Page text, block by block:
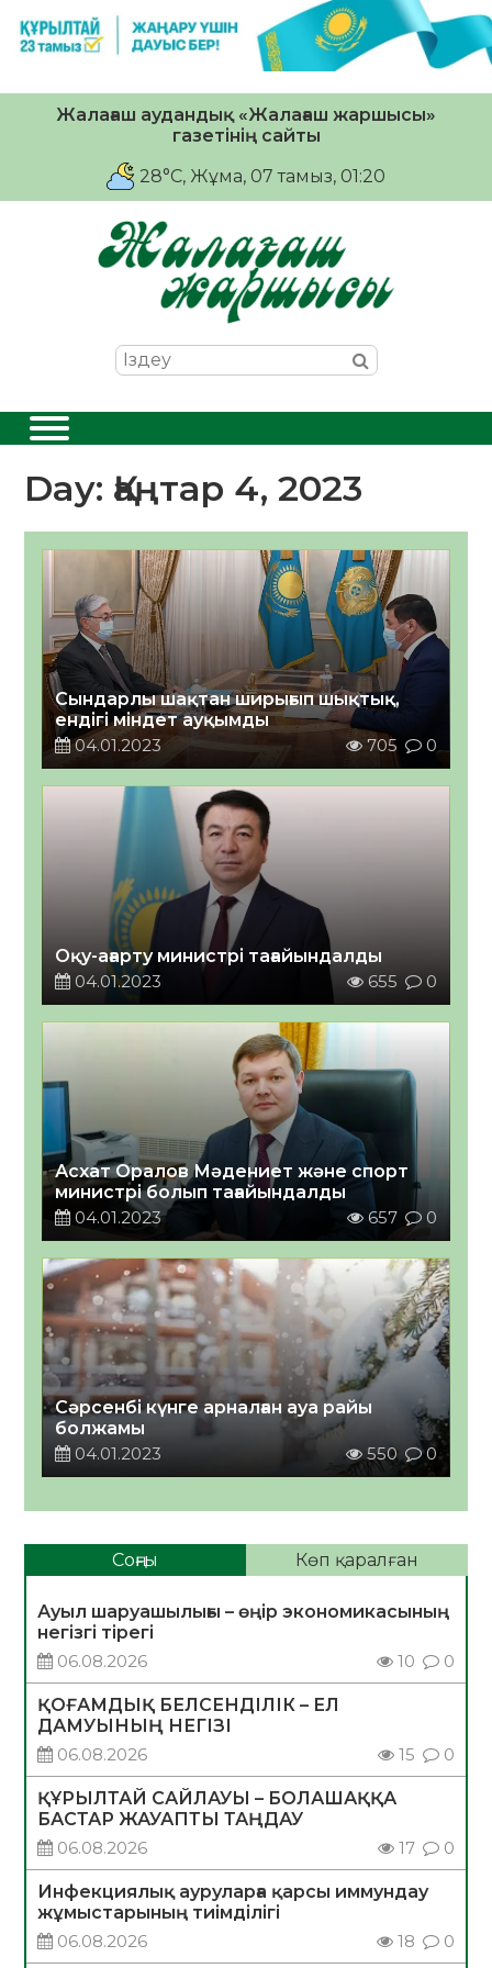
Жалағаш аудандық «Жалағаш жаршысы»
газетінің сайты
28°C, Жұма, 07 тамыз, 01:20
Day: Қаңтар 4, 2023
Сындарлы шақтан ширығып шықтық,
ендігі міндет ауқымды
04.01.2023
705 0
Оқу-ағарту министрі тағайындалды
04.01.2023
655 0
Асхат Оралов Мәдениет және спорт
министрі болып тағайындалды
04.01.2023
657 0
Сәрсенбі күнге арналған ауа райы
болжамы
04.01.2023
550 0
Соңғы Көп қаралған
Ауыл шаруашылығы – өңір экономикасының
негізгі тірегі
06.08.2026
10 0
ҚОҒАМДЫҚ БЕЛСЕНДІЛІК – ЕЛ
ДАМУЫНЫҢ НЕГІЗІ
06.08.2026
15 0
ҚҰРЫЛТАЙ САЙЛАУЫ – БОЛАШАҚҚА
БАСТАР ЖАУАПТЫ ТАҢДАУ
06.08.2026
17 0
Инфекциялық ауруларға қарсы иммундау
жұмыстарының тиімділігі
06.08.2026
18 0